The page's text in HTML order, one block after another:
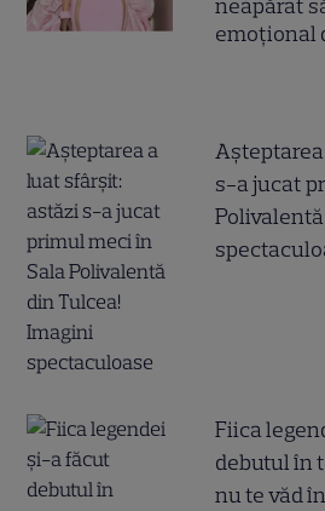
neapărat
emoțional
s-a jucat
Fiica
debutul în
nu te văd